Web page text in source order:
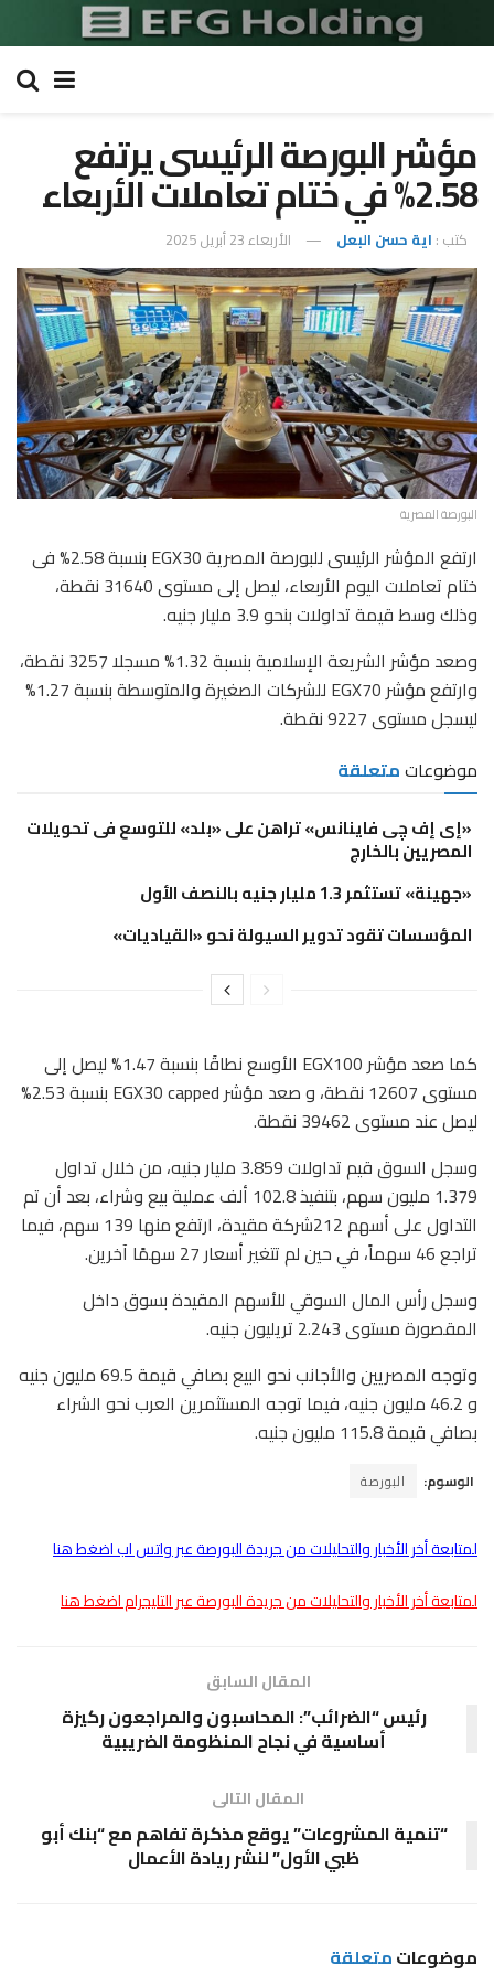
مؤشر البورصة الرئيسى يرتفع
2.58% في ختام تعاملات الأربعاء
كتب : اية حسن البعل الأربعاء 23 أبريل 2025
البورصة المصرية
ارتفع المؤشر الرئيسى للبورصة المصرية EGX30 بنسبة 2.58% فى
ختام تعاملات اليوم الأربعاء، ليصل إلى مستوى 31640 نقطة،
وذلك وسط قيمة تداولات بنحو 3.9 مليار جنيه.
وصعد مؤشر الشريعة الإسلامية بنسبة 1.32% مسجلا 3257 نقطة،
وارتفع مؤشر EGX70 للشركات الصغيرة والمتوسطة بنسبة 1.27%
ليسجل مستوى 9227 نقطة.
موضوعاتمتعلقة
«إى إف چى فاينانس» تراهن على «بلد» للتوسع فى تحويلات
المصريين بالخارج
«جهينة» تستثمر 1.3 مليار جنيه بالنصف الأول
المؤسسات تقود تدوير السيولة نحو «القياديات»
كما صعد مؤشر EGX100 الأوسع نطاقًا بنسبة 1.47% ليصل إلى
مستوى 12607 نقطة، و صعد مؤشر EGX30 capped بنسبة 2.53%
ليصل عند مستوى 39462 نقطة.
وسجل السوق قيم تداولات 3.859 مليار جنيه، من خلال تداول
1.379 مليون سهم، بتنفيذ 102.8 ألف عملية بيع وشراء، بعد أن تم
التداول على أسهم 212شركة مقيدة، ارتفع منها 139 سهم، فيما
تراجع 46 سهماً، في حين لم تتغير أسعار 27 سهمًا آخرين.
وسجل رأس المال السوقي للأسهم المقيدة بسوق داخل
المقصورة مستوى 2.243 تريليون جنيه.
وتوجه المصريين والأجانب نحو البيع بصافي قيمة 69.5 مليون جنيه
و 46.2 مليون جنيه، فيما توجه المستثمرين العرب نحو الشراء
بصافي قيمة 115.8 مليون جنيه.
الوسوم: البورصة
لمتابعة أخر الأخبار والتحليلات من جريدة البورصة عبر واتس اب اضغط هنا
لمتابعة أخر الأخبار والتحليلات من جريدة البورصة عبر التليجرام اضغط هنا
المقال السابق
رئيس “الضرائب”: المحاسبون والمراجعون ركيزة
أساسية في نجاح المنظومة الضريبية
المقال التالى
“تنمية المشروعات” يوقع مذكرة تفاهم مع “بنك أبو
ظبي الأول” لنشر ريادة الأعمال
موضوعاتمتعلقة